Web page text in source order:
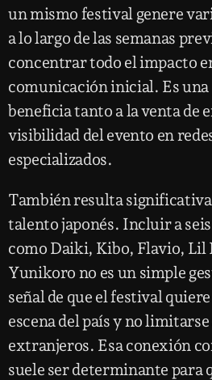
un mismo festival genere
a lo largo de las semanas
concentrar todo el impacto
comunicación inicial. Es
beneficia tanto a la venta de
visibilidad del evento en
especializados.
También resulta significativa
talento japonés. Incluir a
como Daiki, Kibo, Flavio, Lil
Yunikoro no es un simple
señal de que el festival
escena del país y no
extranjeros. Esa conexión
suele ser determinante para